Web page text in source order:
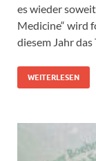
es wieder
Medicine“ wird
diesem Jahr
WEITERLESEN